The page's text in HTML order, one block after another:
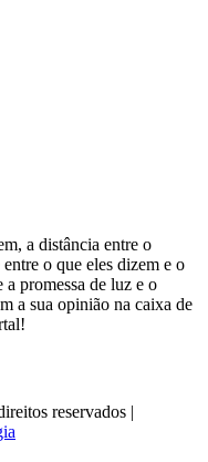
a distância entre o
o que eles dizem e o
a promessa de luz e o
a sua opinião na caixa de
reservados |